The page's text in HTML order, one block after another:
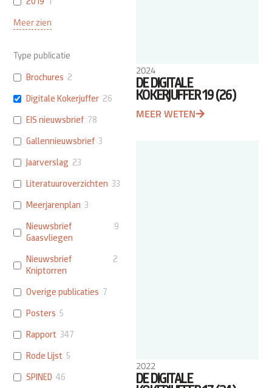
Meer zien
Type publicatie
Brochures 2
Digitale Kokerjuffer 26
EIS nieuwsbrief 78
Gallennieuwsbrief 3
Jaarverslag 23
Literatuuroverzichten 33
Meerjarenplan 3
Nieuwsbrief
Gaasvliegen
9
Nieuwsbrief
Kniptorren
2
Overige publicaties 7
Posters 5
Rapport 347
Rode Lijst 5
SPINED 46
2024
DE DIGITALE
KOKERJUFFER 19 (26)
MEER WETEN
2022
DE DIGITALE